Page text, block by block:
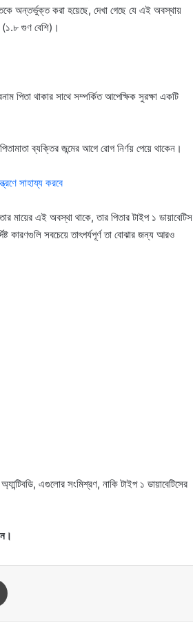
অন্তর্ভুক্ত করা হয়েছে, দেখা গেছে যে এই অবস্থায়
(১.৮ গুণ বেশি)।
পিতা থাকার সাথে সম্পর্কিত আপেক্ষিক সুরক্ষা একটি
ব্যক্তির জন্মের আগে রোগ নির্ণয় পেয়ে থাকেন।
সাহায্য করবে
মায়ের এই অবস্থা থাকে, তার পিতার টাইপ ১ ডায়াবেটিস
কারণগুলি সবচেয়ে তাৎপর্যপূর্ণ তা বোঝার জন্য আরও
এগুলোর সংমিশ্রণ, নাকি টাইপ ১ ডায়াবেটিসের